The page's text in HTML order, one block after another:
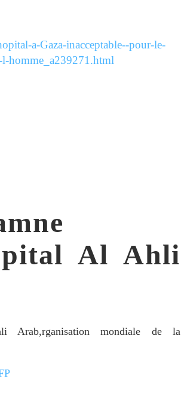
a-Gaza-inacceptable--pour-le-
homme_a239271.html
Al Ahli